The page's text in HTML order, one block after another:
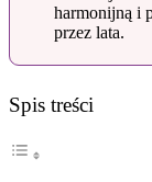
harmonijną i
przez lata.
Spis treści